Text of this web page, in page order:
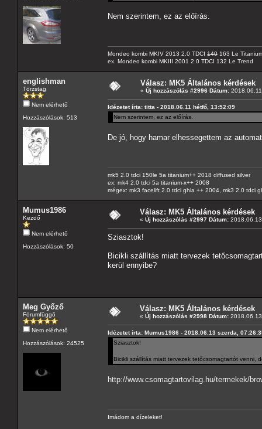
Nem szerintem, ez az előírás.
Mondeo kombi MKIV 2013 2.0 TDCI 140 163 Le
ex. Mondeo kombi MKIII 2001 2.0 TDCI 132 Le Trend
englishman
Törzstag
Nem elérhető
Hozzászólások: 513
Válasz: MK5 Általános kérdések
« Új hozzászólás #2996 Dátum:
Idézetet írta: titta - 2018.06.11 hétfő, 13:52:09
Nem szerintem, ez az előírás.
De jó, hogy hamar elhessegettem az
mk5 2.0 tdci 150le 5a titanium++ 2018 diffused silver
ex: mk4 2.0 tdci 5a titanium-x++ 2008
mégex: mk3 facelift 2.0 tdci ghia ++ 2004, mk3 2.0 tdci
Mumus1986
Kezdő
Nem elérhető
Hozzászólások: 50
Válasz: MK5 Általános kérdések
« Új hozzászólás #2997 Dátum:
Sziasztok!
Bicikli szállítás miatt tervezek
kerül ennyibe?
Meg Győző
Fórumfüggő
Nem elérhető
Hozzászólások: 24525
Válasz: MK5 Általános kérdések
« Új hozzászólás #2998 Dátum:
Idézetet írta: Mumus1986 - 2018.06.13 szerda,
Sziasztok!
Bicikli szállítás miatt tervezek tetőcsomagtartót venni,
http://www.csomagtartovilag.hu/termekek/
Imádom a dízeleket!